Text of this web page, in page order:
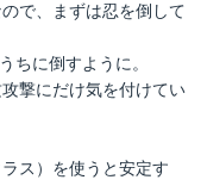
で、まずは忍を倒して
ちに倒すように。
撃にだけ気を付けてい
ス）を使うと安定す